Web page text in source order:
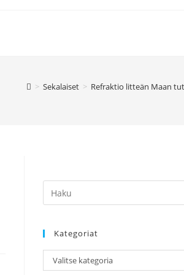
> Sekalaiset > Refraktio litteän Maan
Kategoriat
Kategoriat
Valitse kategoria